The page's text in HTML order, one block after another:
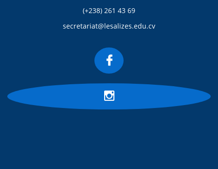
(+238) 261 43 69
secretariat@lesalizes.edu.cv

